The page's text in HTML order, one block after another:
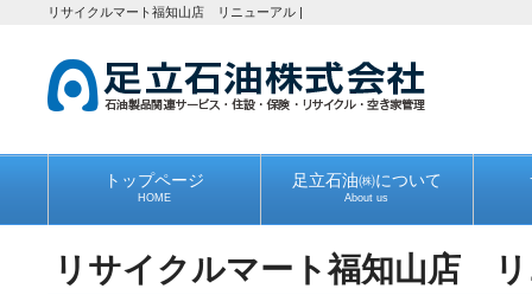
リサイクルマート福知山店 リニューアル |
トップページ
HOME
足立石油㈱について
About us
リサイクルマート福知山店